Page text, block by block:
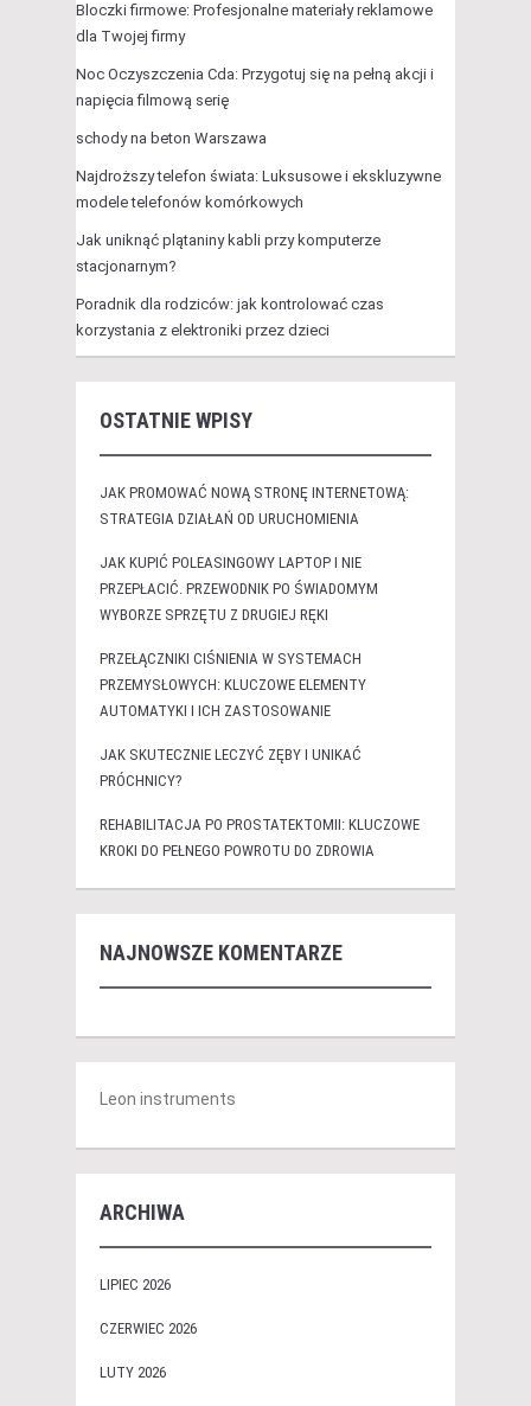
Bloczki firmowe: Profesjonalne materiały reklamowe
dla Twojej firmy
Noc Oczyszczenia Cda: Przygotuj się na pełną akcji i
napięcia filmową serię
schody na beton Warszawa
Najdroższy telefon świata: Luksusowe i ekskluzywne
modele telefonów komórkowych
Jak uniknąć plątaniny kabli przy komputerze
stacjonarnym?
Poradnik dla rodziców: jak kontrolować czas
korzystania z elektroniki przez dzieci
OSTATNIE WPISY
JAK PROMOWAĆ NOWĄ STRONĘ INTERNETOWĄ:
STRATEGIA DZIAŁAŃ OD URUCHOMIENIA
JAK KUPIĆ POLEASINGOWY LAPTOP I NIE
PRZEPŁACIĆ. PRZEWODNIK PO ŚWIADOMYM
WYBORZE SPRZĘTU Z DRUGIEJ RĘKI
PRZEŁĄCZNIKI CIŚNIENIA W SYSTEMACH
PRZEMYSŁOWYCH: KLUCZOWE ELEMENTY
AUTOMATYKI I ICH ZASTOSOWANIE
JAK SKUTECZNIE LECZYĆ ZĘBY I UNIKAĆ
PRÓCHNICY?
REHABILITACJA PO PROSTATEKTOMII: KLUCZOWE
KROKI DO PEŁNEGO POWROTU DO ZDROWIA
NAJNOWSZE KOMENTARZE
Leon instruments
ARCHIWA
LIPIEC 2026
CZERWIEC 2026
LUTY 2026